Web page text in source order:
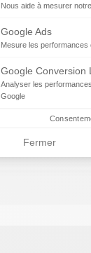
Nous aide à mesurer
Google Ads
Mesure les
Google Conversion
Analyser les
Google
Fermer